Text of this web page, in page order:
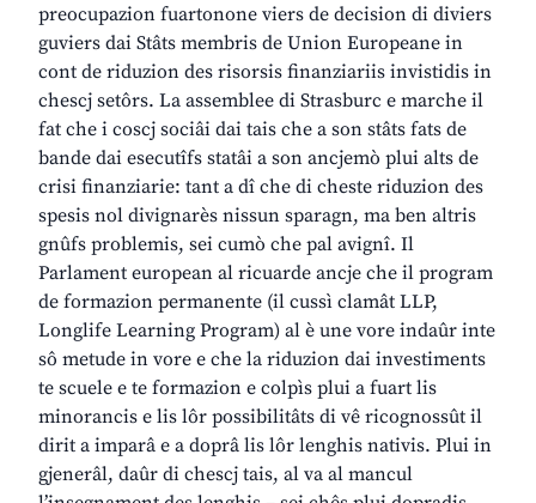
preocupazion fuartonone viers de decision di diviers
guviers dai Stâts membris de Union Europeane in
cont de riduzion des risorsis finanziariis invistidis in
chescj setôrs. La assemblee di Strasburc e marche il
fat che i coscj sociâi dai tais che a son stâts fats de
bande dai esecutîfs statâi a son ancjemò plui alts de
crisi finanziarie: tant a dî che di cheste riduzion des
spesis nol divignarès nissun sparagn, ma ben altris
gnûfs problemis, sei cumò che pal avignî. Il
Parlament european al ricuarde ancje che il program
de formazion permanente (il cussì clamât LLP,
Longlife Learning Program) al è une vore indaûr inte
sô metude in vore e che la riduzion dai investiments
te scuele e te formazion e colpìs plui a fuart lis
minorancis e lis lôr possibilitâts di vê ricognossût il
dirit a imparâ e a doprâ lis lôr lenghis nativis. Plui in
gjenerâl, daûr di chescj tais, al va al mancul